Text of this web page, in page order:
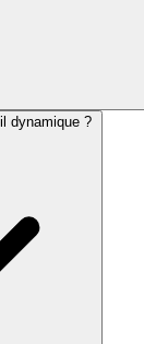
dynamique ?